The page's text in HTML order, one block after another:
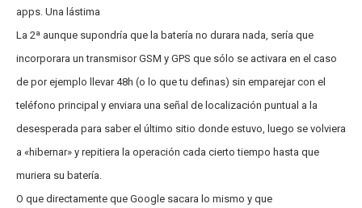
apps. Una lástima
La 2ª aunque supondría que la batería no durara nada, sería que
incorporara un transmisor GSM y GPS que sólo se activara en el caso
de por ejemplo llevar 48h (o lo que tu definas) sin emparejar con el
teléfono principal y enviara una señal de localización puntual a la
desesperada para saber el último sitio donde estuvo, luego se volviera
a «hibernar» y repitiera la operación cada cierto tiempo hasta que
muriera su batería.
O que directamente que Google sacara lo mismo y que